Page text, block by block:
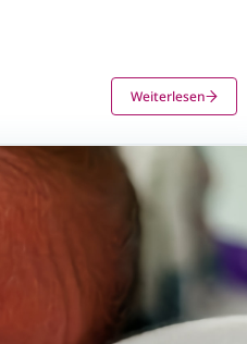
Kinder verbessern kann.
Weiterlesen